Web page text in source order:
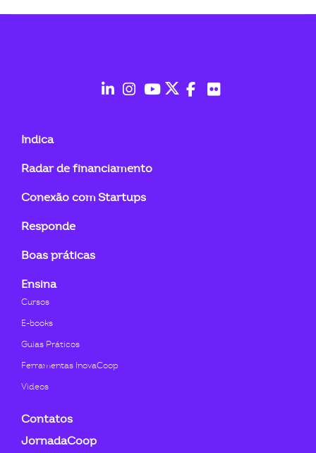
in
Indica
Radar de financiamento
Conexão com Startups
Responde
Boas práticas
Ensina
Cursos
E-books
Guias Práticos
Ferramentas InovaCoop
Videos
Contatos
JornadaCoop